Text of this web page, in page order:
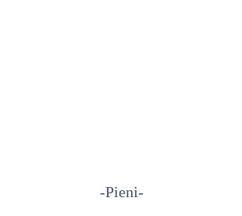
-Pieni-